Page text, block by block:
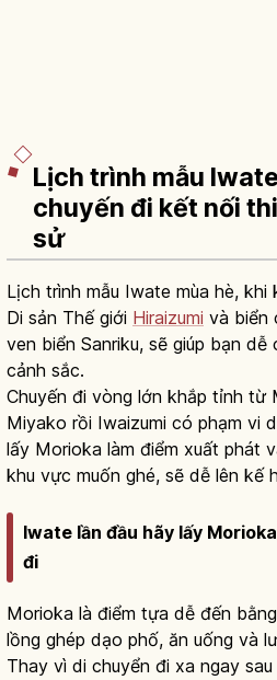
Lịch trình mẫu
chuyến đi kết nối
sử
Lịch trình mẫu Iwate mùa hè,
Di sản Thế giới Hiraizumi và biển
ven biển Sanriku, sẽ giúp bạn
cảnh sắc.
Chuyến đi vòng lớn khắp tỉnh từ
Miyako rồi Iwaizumi có phạm vi
lấy Morioka làm điểm xuất phát
khu vực muốn ghé, sẽ dễ lên kế
Iwate lần đầu hãy lấy
đi
Morioka là điểm tựa dễ đến
lồng ghép dạo phố, ăn uống và
Thay vì di chuyển đi xa ngay